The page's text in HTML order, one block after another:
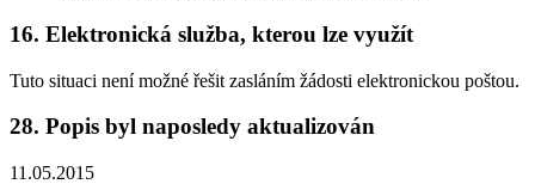
16. Elektronická služba, kterou lze využít
Tuto situaci není možné řešit zasláním žádosti elektronickou poštou.
28. Popis byl naposledy aktualizován
11.05.2015